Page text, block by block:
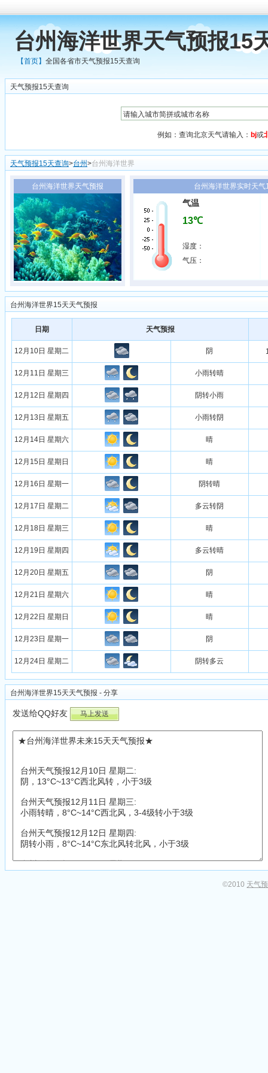
台州海洋世界天气预报15
【首页】全国各省市天气预报15天查询
天气预报15天查询
例如：查询北京天气请输入： bj或
天气预报15天查询>台州>台州海洋世界
台州海洋世界天气预报 台州海洋世界实时天气
气温
13℃
湿度：
气压：
台州海洋世界15天天气预报
日期 天气预报
12月10日 星期二 阴
12月11日 星期三 小雨转晴
12月12日 星期四 阴转小雨
12月13日 星期五 小雨转阴
12月14日 星期六 晴
12月15日 星期日 晴
12月16日 星期一 阴转晴
12月17日 星期二 多云转阴
12月18日 星期三 晴
12月19日 星期四 多云转晴
12月20日 星期五 阴
12月21日 星期六 晴
12月22日 星期日 晴
12月23日 星期一 阴
12月24日 星期二 阴转多云
台州海洋世界15天天气预报 - 分享
发送给QQ好友
©2010 天气